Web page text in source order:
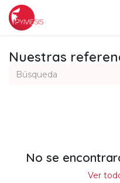
Ir al contenido
Nuestras
No se
Ver